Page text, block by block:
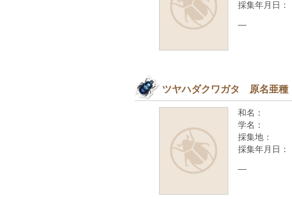
採集年月日：
—
ツヤハダクワガタ 原名亜種
和名：
学名：
採集地：
採集年月日：
—